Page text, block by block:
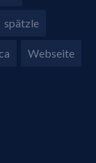
spätzle
Webseite